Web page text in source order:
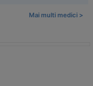
Mai multi medici >